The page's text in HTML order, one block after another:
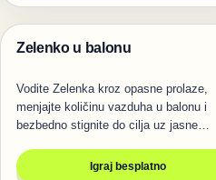
Igre
Zelenko u balonu
Vodite Zelenka kroz opasne prolaze,
menjajte količinu vazduha u balonu i
bezbedno stignite do cilja uz jasne…
Igraj besplatno